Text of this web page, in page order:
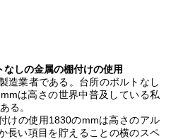
しの金属の棚付けの使用
造業者である。台所のボルトなし
は高さの世界中普及している私
る。
けの使用1830のmmは高さのアル
長い項目を貯えることの横のスペ